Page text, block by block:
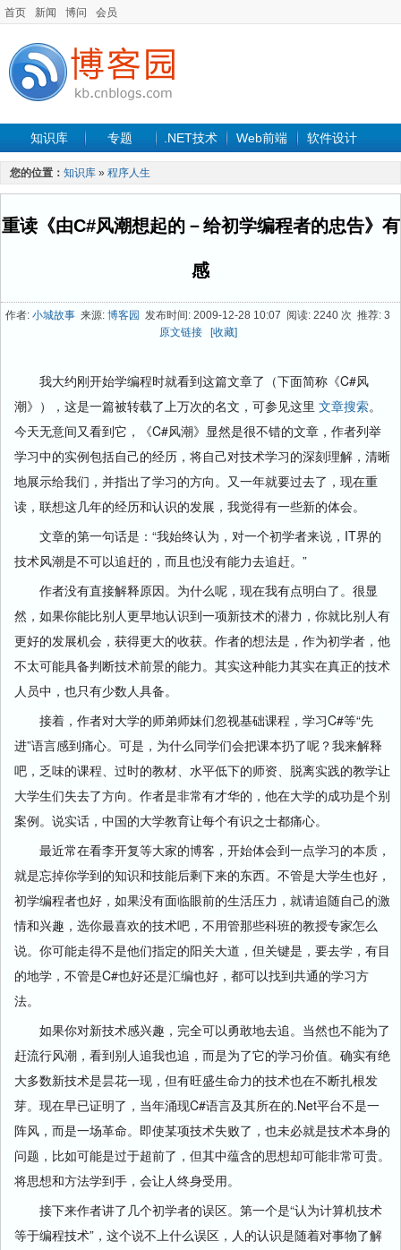
首页 新闻 博问 会员
知识库 专题 .NET技术 Web前端 软件设计
手机开发 软件工程
最新文章
您的位置： 知识库 » 程序人生
重读《由C#风潮想起的－给初学编程者的忠告》有
感
作者: 小城故事 来源: 博客园 发布时间: 2009-12-28 10:07 阅读: 2240 次 推荐: 3
原文链接
[收藏]
我大约刚开始学编程时就看到这篇文章了（下面简称《C#风
潮》），这是一篇被转载了上万次的名文，可参见这里 文章搜索。
今天无意间又看到它，《C#风潮》显然是很不错的文章，作者列举
学习中的实例包括自己的经历，将自己对技术学习的深刻理解，清晰
地展示给我们，并指出了学习的方向。又一年就要过去了，现在重
读，联想这几年的经历和认识的发展，我觉得有一些新的体会。
文章的第一句话是：“我始终认为，对一个初学者来说，IT界的
技术风潮是不可以追赶的，而且也没有能力去追赶。”
作者没有直接解释原因。为什么呢，现在我有点明白了。很显
然，如果你能比别人更早地认识到一项新技术的潜力，你就比别人有
更好的发展机会，获得更大的收获。作者的想法是，作为初学者，他
不太可能具备判断技术前景的能力。其实这种能力其实在真正的技术
人员中，也只有少数人具备。
接着，作者对大学的师弟师妹们忽视基础课程，学习C#等“先
进”语言感到痛心。可是，为什么同学们会把课本扔了呢？我来解释
吧，乏味的课程、过时的教材、水平低下的师资、脱离实践的教学让
大学生们失去了方向。作者是非常有才华的，他在大学的成功是个别
案例。说实话，中国的大学教育让每个有识之士都痛心。
最近常在看李开复等大家的博客，开始体会到一点学习的本质，
就是忘掉你学到的知识和技能后剩下来的东西。不管是大学生也好，
初学编程者也好，如果没有面临眼前的生活压力，就请追随自己的激
情和兴趣，选你最喜欢的技术吧，不用管那些科班的教授专家怎么
说。你可能走得不是他们指定的阳关大道，但关键是，要去学，有目
的地学，不管是C#也好还是汇编也好，都可以找到共通的学习方
法。
如果你对新技术感兴趣，完全可以勇敢地去追。当然也不能为了
赶流行风潮，看到别人追我也追，而是为了它的学习价值。确实有绝
大多数新技术是昙花一现，但有旺盛生命力的技术也在不断扎根发
芽。现在早已证明了，当年涌现C#语言及其所在的.Net平台不是一
阵风，而是一场革命。即使某项技术失败了，也未必就是技术本身的
问题，比如可能是过于超前了，但其中蕴含的思想却可能非常可贵。
将思想和方法学到手，会让人终身受用。
接下来作者讲了几个初学者的误区。第一个是“认为计算机技术
等于编程技术”，这个说不上什么误区，人的认识是随着对事物了解